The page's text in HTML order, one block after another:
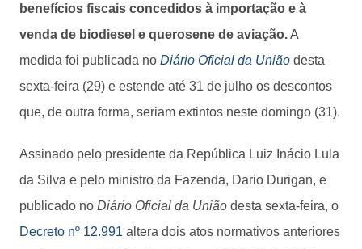
benefícios fiscais concedidos à importação e à
venda de biodiesel e querosene de aviação.A
medida foi publicada no Diário Oficial da União desta
sexta-feira (29) e estende até 31 de julho os descontos
que, de outra forma, seriam extintos neste domingo (31).
Assinado pelo presidente da República Luiz Inácio Lula
da Silva e pelo ministro da Fazenda, Dario Durigan, e
publicado no Diário Oficial da União desta sexta-feira, o
Decreto nº 12.991 altera dois atos normativos anteriores